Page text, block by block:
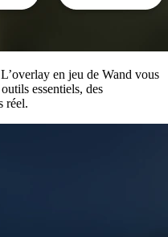
L’overlay en jeu de Wand vous
essentiels, des
réel.